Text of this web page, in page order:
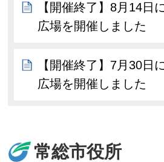
【開催終了】8月14日
広場を開催しました
【開催終了】7月30日
広場を開催しました
常総市役所